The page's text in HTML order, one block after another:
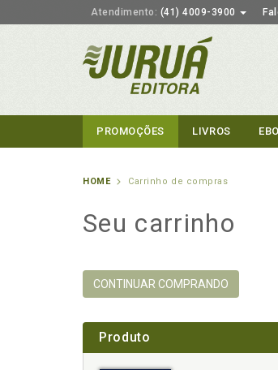
Atendimento: (41) 4009-3900
PROMOÇÕES LIVROS
HOME Carrinho de compras
Seu carrinho
CONTINUAR COMPRANDO
Produto